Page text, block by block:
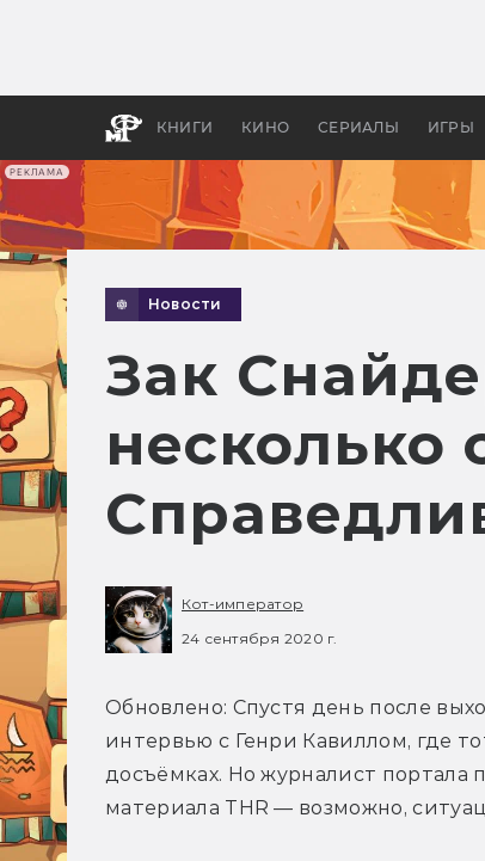
РЕКЛАМА
КНИГИ КИНО СЕРИАЛЫ ИГРЫ
Новости
Зак
несколько
Кот-император
24 сентября 2020 г.
Обновлено: Спустя день после
интервью с Генри Кавиллом, где
досъёмках. Но журналист портала
материала THR — возможно,